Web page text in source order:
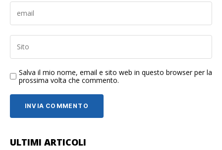
Salva il mio nome, email e sito web in questo browser per la
prossima volta che commento.
ULTIMI ARTICOLI